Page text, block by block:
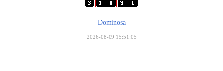
Dominosa
2026-08-09 15:51:05